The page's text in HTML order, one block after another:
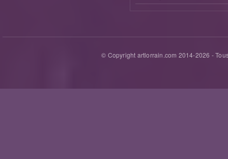
© Copyright artlorrain.com 2014-2026 -